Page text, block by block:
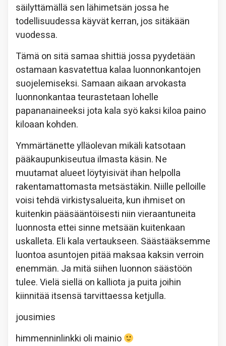
säilyttämällä sen lähimetsän jossa he
todellisuudessa käyvät kerran, jos sitäkään
vuodessa.
Tämä on sitä samaa shittiä jossa pyydetään
ostamaan kasvatettua kalaa luonnonkantojen
suojelemiseksi. Samaan aikaan arvokasta
luonnonkantaa teurastetaan lohelle
papananaineeksi jota kala syö kaksi kiloa paino
kiloaan kohden.
Ymmärtänette ylläolevan mikäli katsotaan
pääkaupunkiseutua ilmasta käsin. Ne
muutamat alueet löytyisivät ihan helpolla
rakentamattomasta metsästäkin. Niille pelloille
voisi tehdä virkistysalueita, kun ihmiset on
kuitenkin pääsääntöisesti niin vieraantuneita
luonnosta ettei sinne metsään kuitenkaan
uskalleta. Eli kala vertaukseen. Säästääksemme
luontoa asuntojen pitää maksaa kaksin verroin
enemmän. Ja mitä siihen luonnon säästöön
tulee. Vielä siellä on kalliota ja puita joihin
kiinnitää itsensä tarvittaessa ketjulla.
jousimies
himmenninlinkki oli mainio